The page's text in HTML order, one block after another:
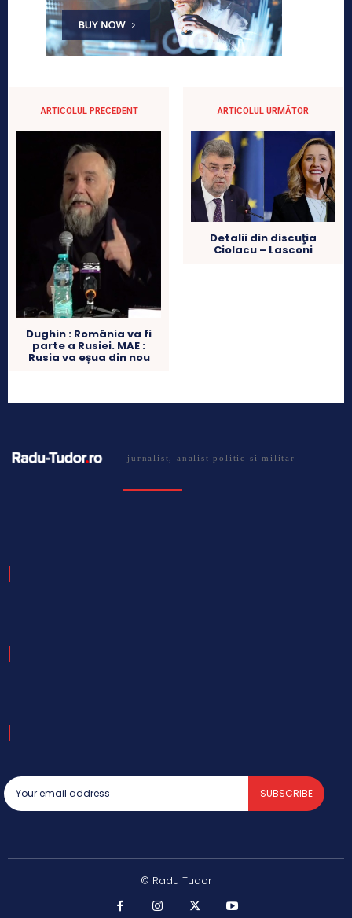
ARTICOLUL PRECEDENT
Dughin : România va fi
parte a Rusiei. MAE :
Rusia va eșua din nou
ARTICOLUL URMĂTOR
Detalii din discuţia
Ciolacu – Lasconi
jurnalist, analist politic si militar
SUBSCRIBE
© Radu Tudor